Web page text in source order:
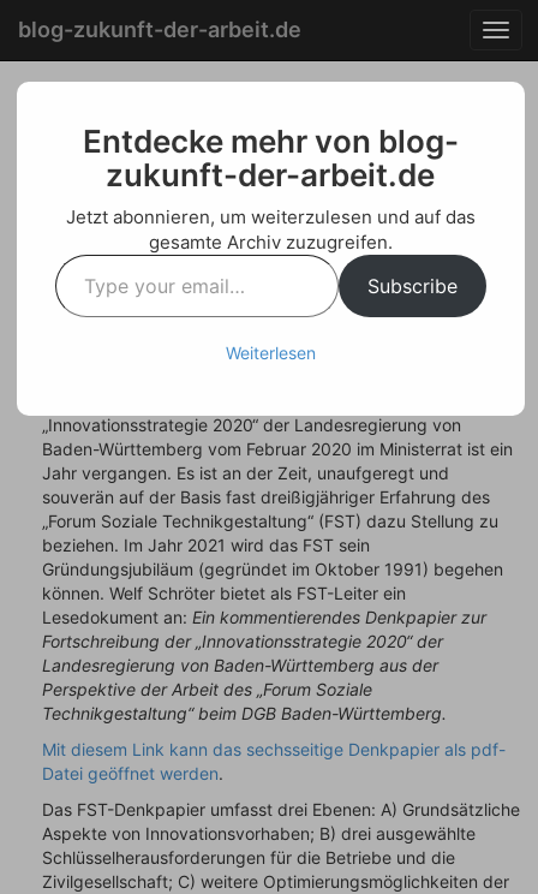
Menu
content
T
o
g
blog-zukunft-der-arbeit.de
Ein Kommentar zur
„Innovationsstrategie
2020“ der baden-
württembergischen
Landesregierung
März 24, 2021byWelf Schroeter
„Innovationsstrategie 2020“ der Landesregierung von
Baden-Württemberg vom Februar 2020 im Ministerrat ist ein
Jahr vergangen. Es ist an der Zeit, unaufgeregt und
souverän auf der Basis fast dreißigjähriger Erfahrung des
„Forum Soziale Technikgestaltung“ (FST) dazu Stellung zu
beziehen. Im Jahr 2021 wird das FST sein
Gründungsjubiläum (gegründet im Oktober 1991) begehen
können. Welf Schröter bietet als FST-Leiter ein
Lesedokument an: Ein kommentierendes Denkpapier zur
Fortschreibung der „Innovationsstrategie 2020“ der
Landesregierung von Baden-Württemberg aus der
Perspektive der Arbeit des „Forum Soziale
Technikgestaltung“ beim DGB Baden-Württemberg.
Mit diesem Link kann das sechsseitige Denkpapier als pdf-
Datei geöffnet werden.
Das FST-Denkpapier umfasst drei Ebenen: A) Grundsätzliche
Aspekte von Innovationsvorhaben; B) drei ausgewählte
Schlüsselherausforderungen für die Betriebe und die
Zivilgesellschaft; C) weitere Optimierungsmöglichkeiten der
Entdecke mehr von blog-
zukunft-der-arbeit.de
Jetzt abonnieren, um weiterzulesen und auf das
gesamte Archiv zuzugreifen.
Type
your
email…
Subscribe
Weiterlesen